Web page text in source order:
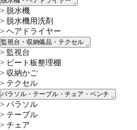
> 脱水機
> 脱水機用洗剤
> ヘアドライヤー
監視台・収納備品・テクセル
> 監視台
> ビート板整理棚
> 収納かご
> テクセル
パラソル・テーブル・チェア・ベンチ
> パラソル
> テーブル
> チェア